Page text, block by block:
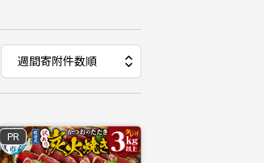
PR